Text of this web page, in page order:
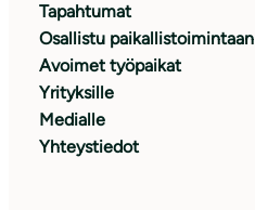
Tapahtumat
Osallistu paikallistoimintaan
Avoimet työpaikat
Yrityksille
Medialle
Yhteystiedot